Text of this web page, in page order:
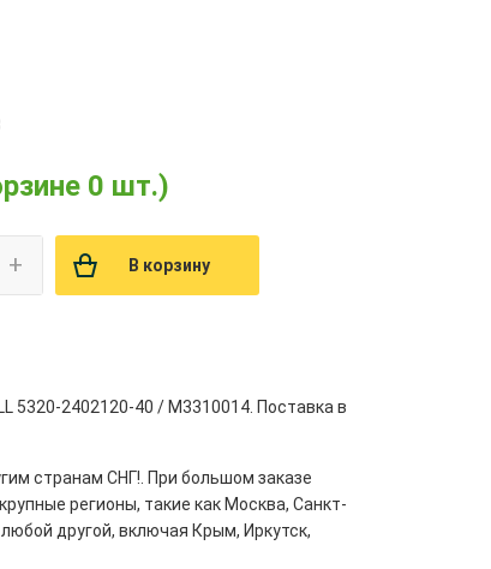
0 шт.)
+ В корзину
5320-2402120-40 / M3310014. Поставка в
странам СНГ!. При большом заказе
регионы, такие как Москва, Санкт-
другой, включая Крым, Иркутск,